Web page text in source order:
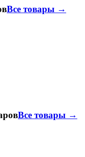
Все товары →
Все товары →